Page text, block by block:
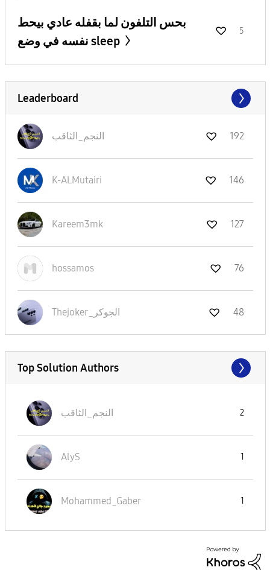
بحس التلفون لما بقفله عادي بيحط
نفسه في وضع sleep
5
Leaderboard
النجم_الثاقب 192
K-ALMutairi 146
Kareem3mk 127
hossamos 76
Thejoker_الجوكر 48
Top Solution Authors
النجم_الثاقب 2
AlyS 1
Mohammed_Gaber 1